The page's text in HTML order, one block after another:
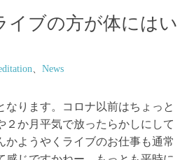
イブの方が体にはい
、 News
ります。コロナ以前はちょっと
２か月平気で放ったらかしにして
かようやくライブのお仕事も通常